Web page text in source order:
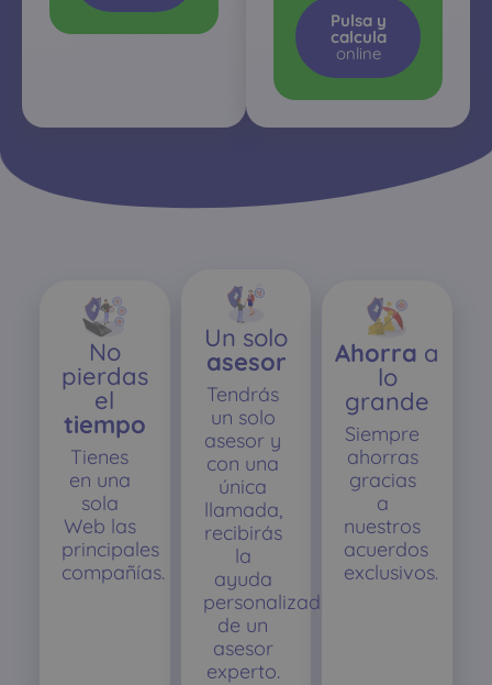
Pulsa y
calcula
online
No
pierdas
el
tiempo
Tienes
en una
sola
Web las
principales
compañías.
Un solo
asesor
Tendrás
un solo
asesor y
con una
única
llamada,
recibirás
la
ayuda
personalizada
de un
asesor
experto.
Ahorra a
lo
grande
Siempre
ahorras
gracias
a
nuestros
acuerdos
exclusivos.